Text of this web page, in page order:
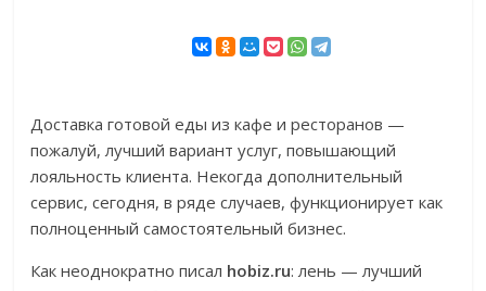
Доставка готовой еды из кафе и ресторанов —
пожалуй, лучший вариант услуг, повышающий
лояльность клиента. Некогда дополнительный
сервис, сегодня, в ряде случаев, функционирует как
полноценный самостоятельный бизнес.
Как неоднократно писал hobiz.ru: лень — лучший